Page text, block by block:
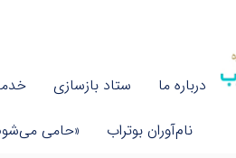
درباره ما ستاد بازسازی
نام‌آوران بوتراب
«حامی